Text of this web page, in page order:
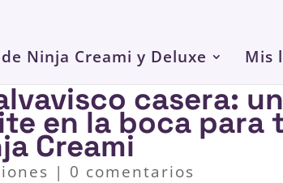
Ninja Creami y Deluxe Mis
casera:
en la boca para
Creami
| 0 comentarios